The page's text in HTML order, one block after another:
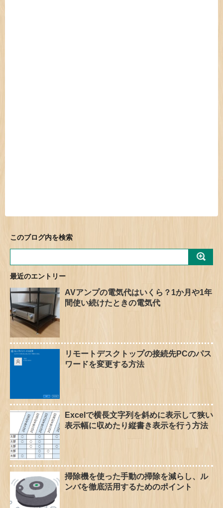
このブログ内を検索
最近のエントリー
AVアンプの電気代はいくら？1か月や1年
間使い続けたときの電気代
リモートデスクトップの接続先PCのパス
ワードを変更する方法
Excelで横長文字列を斜めに表示して狭い
表示幅に収めたり縦書き表示を行う方法
掃除機を使った手動の掃除を減らし、ル
ンバを徹底活用するためのポイント